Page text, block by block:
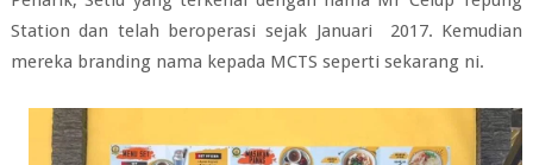
Station dan telah beroperasi sejak Januari 2017. Kemudian
mereka branding nama kepada MCTS seperti sekarang ni.